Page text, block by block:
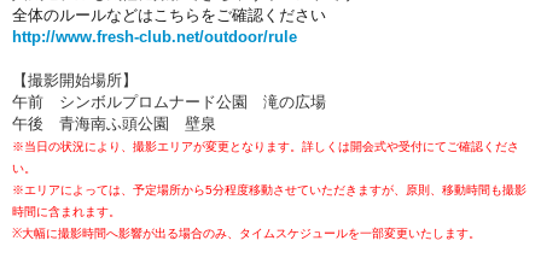
全体のルールなどはこちらをご確認ください
http://www.fresh-club.net/outdoor/rule
【撮影開始場所】
午前 シンボルプロムナード公園 滝の広場
午後 青海南ふ頭公園 壁泉
※当日の状況により、撮影エリアが変更となります。詳しくは開会式や受付にてご確認くださ
い。
※エリアによっては、予定場所から5分程度移動させていただきますが、原則、移動時間も撮影
時間に含まれます。
※大幅に撮影時間へ影響が出る場合のみ、タイムスケジュールを一部変更いたします。